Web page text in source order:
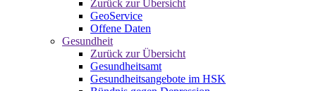
Zurück zur Übersicht
GeoService
Offene Daten
Gesundheit
Zurück zur Übersicht
Gesundheitsamt
Gesundheitsangebote im HSK